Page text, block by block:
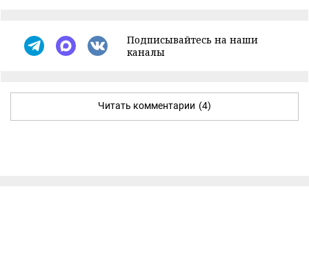
Подписывайтесь на наши
каналы
Читать комментарии (4)